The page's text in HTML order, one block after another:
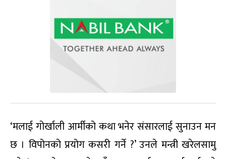
‘मलाई गोर्खाली आर्मीको कथा भनेर संसारलाई सुनाउन मन
छ । विपोनको प्रयोग कसरी गर्ने ?’ उनले मन्त्री खरेलसामु